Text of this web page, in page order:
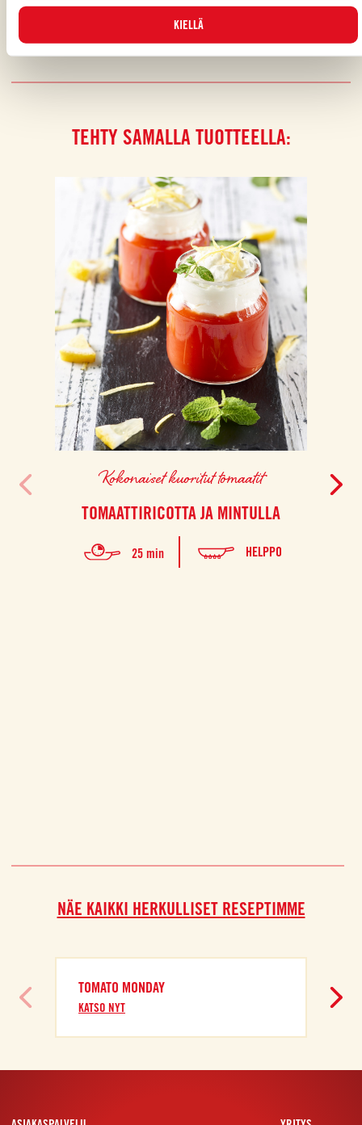
KIELLÄ
TEHTY SAMALLA TUOTTEELLA:
Kokonaiset kuoritut tomaatit
TOMAATTIRICOTTA JA MINTULLA
25 min HELPPO
NÄE KAIKKI HERKULLISET RESEPTIMME
TOMATO MONDAY
KATSO NYT